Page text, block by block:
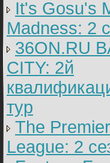
It's Gosu's
Madness: 2
36ON.RU
CITY: 2й
тур
The Premier
League: 2